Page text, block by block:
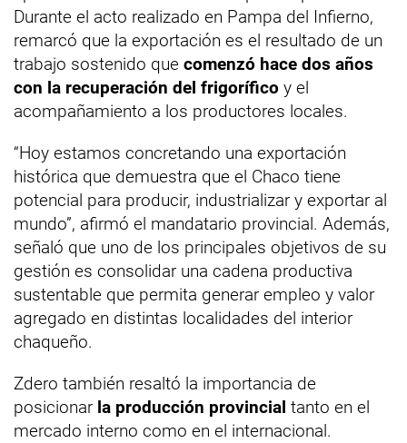
Durante el acto realizado en Pampa del Infierno,
remarcó que la exportación es el resultado de un
trabajo sostenido que comenzó hace dos años
con la recuperación del frigorífico y el
acompañamiento a los productores locales.
“Hoy estamos concretando una exportación
histórica que demuestra que el Chaco tiene
potencial para producir, industrializar y exportar al
mundo”, afirmó el mandatario provincial. Además,
señaló que uno de los principales objetivos de su
gestión es consolidar una cadena productiva
sustentable que permita generar empleo y valor
agregado en distintas localidades del interior
chaqueño.
Zdero también resaltó la importancia de
posicionar la producción provincial tanto en el
mercado interno como en el internacional.